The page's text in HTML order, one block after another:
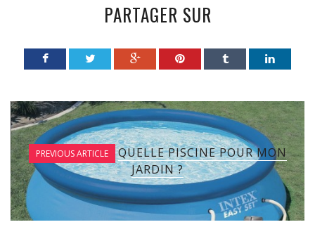
PARTAGER SUR
PREVIOUS ARTICLE
QUELLE PISCINE POUR MON
JARDIN ?